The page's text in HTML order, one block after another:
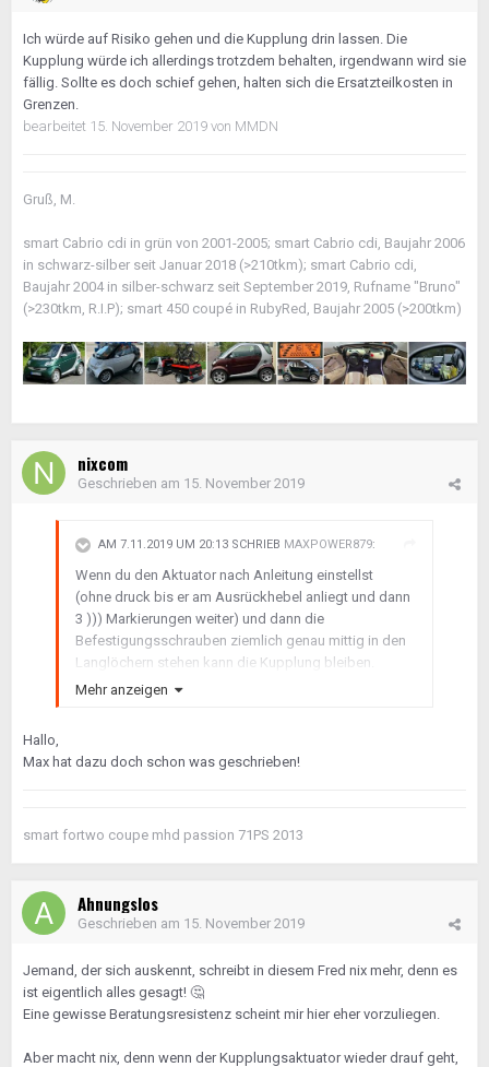
Ich würde auf Risiko gehen und die Kupplung drin lassen. Die
Kupplung würde ich allerdings trotzdem behalten, irgendwann wird sie
fällig. Sollte es doch schief gehen, halten sich die Ersatzteilkosten in
Grenzen.
bearbeitet 15. November 2019 von MMDN
Gruß, M.
smart Cabrio cdi in grün von 2001-2005; smart Cabrio cdi, Baujahr 2006
in schwarz-silber seit Januar 2018 (>210tkm); smart Cabrio cdi,
Baujahr 2004 in silber-schwarz seit September 2019, Rufname "Bruno"
(>230tkm, R.I.P); smart 450 coupé in RubyRed, Baujahr 2005 (>200tkm)
nixcom
Geschrieben am 15. November 2019
AM 7.11.2019 UM 20:13 SCHRIEB MAXPOWER879:
Wenn du den Aktuator nach Anleitung einstellst
(ohne druck bis er am Ausrückhebel anliegt und dann
3 ))) Markierungen weiter) und dann die
Befestigungsschrauben ziemlich genau mittig in den
Langlöchern stehen kann die Kupplung bleiben.
Wenn nicht dann neu damit.
schonen.
[ Diese Nachricht wurde editiert von maxpower879
Mehr anzeigen
Hallo,
Max hat dazu doch schon was geschrieben!
smart fortwo coupe mhd passion 71PS 2013
Ahnungslos
Geschrieben am 15. November 2019
Jemand, der sich auskennt, schreibt in diesem Fred nix mehr, denn es
ist eigentlich alles gesagt! 🤔
Eine gewisse Beratungsresistenz scheint mir hier eher vorzuliegen.
Aber macht nix, denn wenn der Kupplungsaktuator wieder drauf geht,